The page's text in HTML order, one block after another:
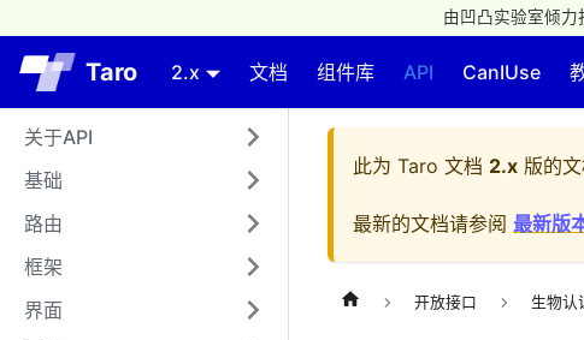
由凹凸实验室倾
Taro 2.x 文档 组件库 API CanIUse
关于API
基础
路由
框架
界面
此为 Taro 文档 2.x 版的
最新的文档请参阅 最新版
开放接口 生物认